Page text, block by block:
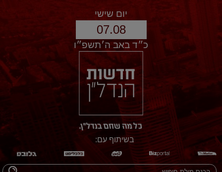
יום שישי
07.08
כ״ד באב ה׳תשפ״ו
בשיתוף עם: